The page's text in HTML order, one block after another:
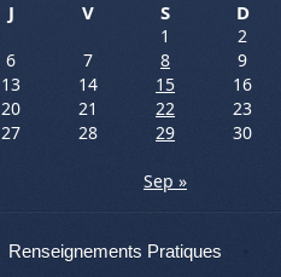
J V S D
1
2
6 7 8
9
13 14 15
16
20 21 22
23
27 28 29
30
Sep »
Renseignements Pratiques